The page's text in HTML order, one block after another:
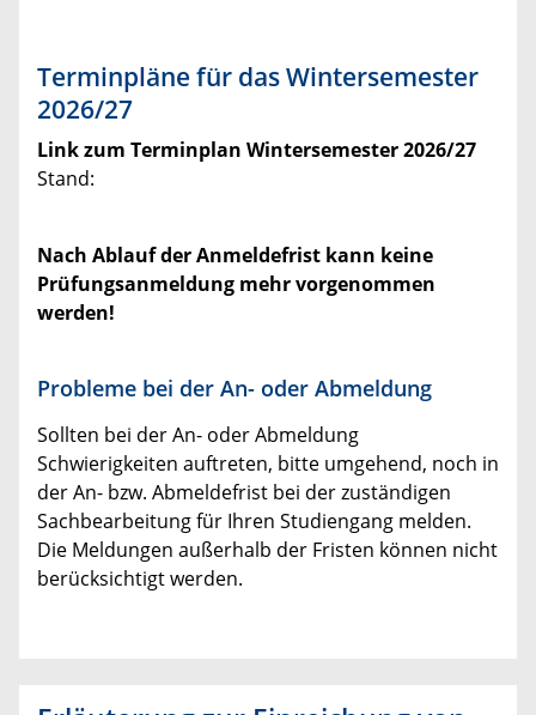
Terminpläne für das Wintersemester
2026/27
Link zum Terminplan Wintersemester 2026/27
Stand:
Nach Ablauf der Anmeldefrist kann keine
Prüfungsanmeldung mehr vorgenommen
werden!
Probleme bei der An- oder Abmeldung
Sollten bei der An- oder Abmeldung
Schwierigkeiten auftreten, bitte umgehend, noch in
der An- bzw. Abmeldefrist bei der zuständigen
Sachbearbeitung für Ihren Studiengang melden.
Die Meldungen außerhalb der Fristen können nicht
berücksichtigt werden.